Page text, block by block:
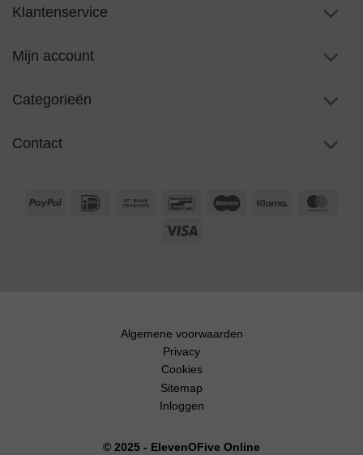
Klantenservice
Mijn account
Categorieën
Contact
PayPal IDeal
Bank
BancontactMaestro Klarna
Algemene voorwaarden
Privacy
Cookies
Sitemap
Inloggen
© 2025 - ElevenOFive Online